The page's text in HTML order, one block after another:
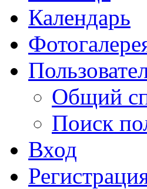
Календарь
Общий
Поиск
Вход